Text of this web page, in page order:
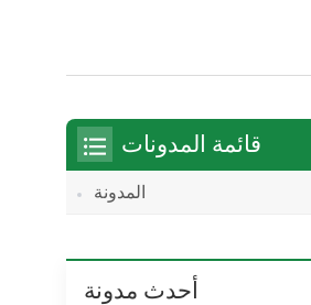
قائمة المدونات
المدونة
أحدث مدونة